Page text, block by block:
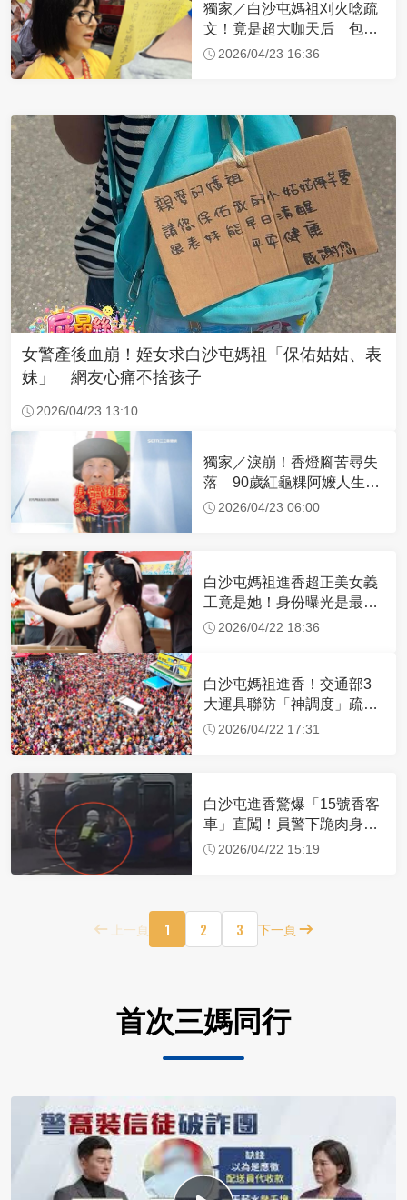
獨家／白沙屯媽祖刈火唸疏
文！竟是超大咖天后 包尿
布忍尿5小時不喊累
2026/04/23 16:36
女警產後血崩！姪女求白沙屯媽祖「保佑姑姑、表
妹」 網友心痛不捨孩子
2026/04/23 13:10
獨家／淚崩！香燈腳苦尋失
落 90歲紅龜粿阿嬤人生謝
幕2026/04/23 06:00
白沙屯媽祖進香超正美女義
工竟是她！身份曝光是最美
禮生 一輩子不結婚
2026/04/22 18:36
白沙屯媽祖進香！交通部3
大運具聯防「神調度」疏運
32.1萬創新高
2026/04/22 17:31
白沙屯進香驚爆「15號香客
車」直闖！員警下跪肉身擋
車：讓行人先過
2026/04/22 15:19
上一頁 1 2 3 下一頁
首次三媽同行